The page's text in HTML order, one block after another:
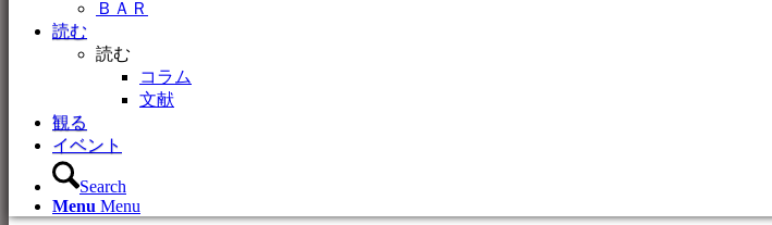
ＢＡＲ
読む
読む
コラム
文献
観る
イベント
Search
Menu Menu